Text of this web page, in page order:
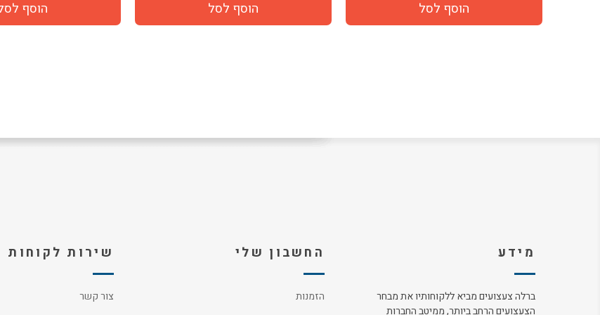
מידע
ברלה צעצועים מביא ללקוחותיו את מבחר
הצעצועים הרחב ביותר, ממיטב החברות
החשבון שלי
הזמנות
שירות לקוחות
צור קשר